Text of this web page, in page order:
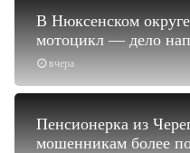
вчера
В Нюксенском
мотоцикл — дело
Пенсионерка из
мошенникам более